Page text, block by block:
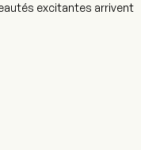
excitantes arrivent